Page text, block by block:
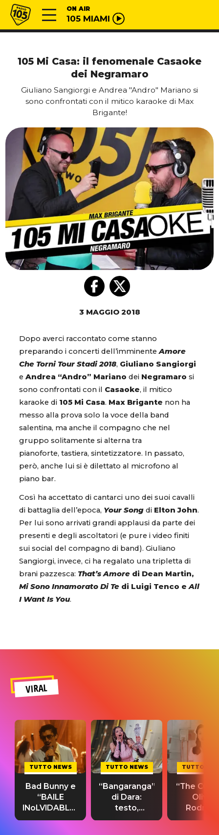
Vai al contenuto
Radio 105 ON AIR
105 MIAMI
105 Mi Casa: il fenomenale Casaoke
dei Negramaro
Giuliano Sangiorgi e Andrea "Andro" Mariano si
sono confrontati con il mitico karaoke di Max
Brigante!
3 MAGGIO 2018
Dopo averci raccontato come stanno
preparando i concerti dell’imminenteAmore
Che Torni Tour Stadi 2018, Giuliano Sangiorgi
e Andrea “Andro” Mariano dei Negramaro si
sono confrontati con il Casaoke, il mitico
karaoke di 105 Mi Casa. Max Brigante non ha
messo alla prova solo la voce della band
salentina, ma anche il compagno che nel
gruppo solitamente si alterna tra
pianoforte, tastiera, sintetizzatore. In passato,
però, anche lui si è dilettato al microfono al
piano bar.
Così ha accettato di cantarci uno dei suoi cavalli
di battaglia dell’epoca, Your Song di Elton John.
Per lui sono arrivati grandi applausi da parte dei
presenti e degli ascoltatori (e pure i video finiti
sui social del compagno di band). Giuliano
Sangiorgi, invece, ci ha regalato una tripletta di
brani pazzesca: That’s Amore di Dean Martin,
Mi Sono Innamorato Di Te di Luigi Tenco e All
I Want Is You.
VIRAL
TUTTO NEWS
Bad Bunny e
“BAILE
INoLVIDABLE”:
testo,
TUTTO NEWS
“Bangaranga”
di Dara:
testo,
traduzione e
TUTTO
“The
Olivia
testo,